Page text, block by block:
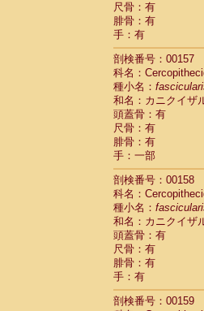
尺骨：有
腓骨：有
手：有
剖検番号：00157
科名：
種小名：
和名：カニクイザ
頭蓋骨：有
尺骨：有
腓骨：有
手：一部
剖検番号：00158
科名：
種小名：
和名：カニクイザ
頭蓋骨：有
尺骨：有
腓骨：有
手：有
剖検番号：00159